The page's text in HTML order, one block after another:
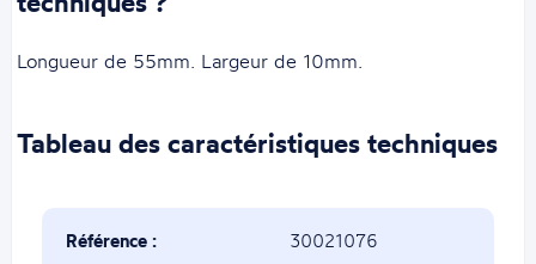
Longueur de 55mm. Largeur de 10mm.
Tableau des caractéristiques techniques
Référence : 30021076